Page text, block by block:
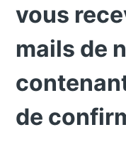
vous
mails de
de